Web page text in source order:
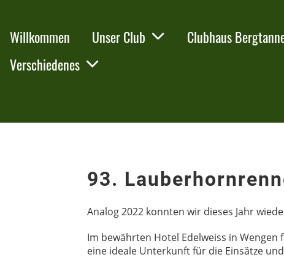
Willkommen Unser Club Clubhaus
Verschiedenes
93.
Analog 2022 konnten wir dieses Jahr
Im bewährten Hotel Edelweiss in
eine ideale Unterkunft für die Einsätze